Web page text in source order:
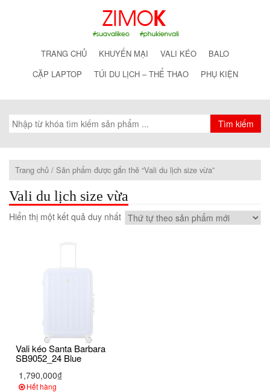
TRANG CHỦ KHUYẾN MẠI VALI KÉO
BALO
CẶP LAPTOP
TÚI DU LỊCH – THỂ THAO PHỤ KIỆN
Trang chủ / Sản phẩm được gắn thẻ “Vali du lịch size vừa”
Vali du lịch size vừa
Hiển thị một kết quả duy nhất
Vali kéo Santa Barbara
SB9052_24 Blue
1,790,000₫
Hết hàng